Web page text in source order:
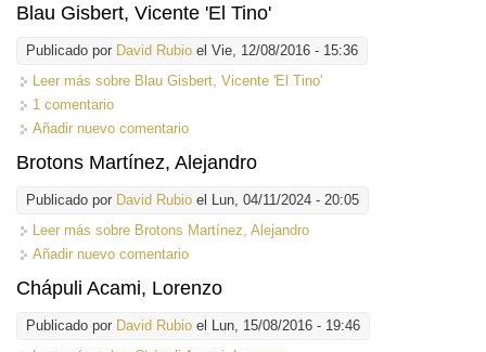
Blau Gisbert, Vicente 'El Tino'
Publicado por David Rubio el Vie, 12/08/2016 - 15:36
Leer más sobre Blau Gisbert, Vicente 'El Tino'
1 comentario
Añadir nuevo comentario
Brotons Martínez, Alejandro
Publicado por David Rubio el Lun, 04/11/2024 - 20:05
Leer más sobre Brotons Martínez, Alejandro
Añadir nuevo comentario
Chápuli Acami, Lorenzo
Publicado por David Rubio el Lun, 15/08/2016 - 19:46